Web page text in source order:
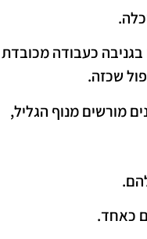
כעבודה
שכזה.
מורשים מנוף הגליל,
כאחד.